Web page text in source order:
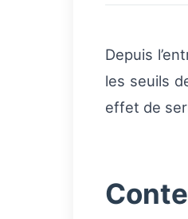
Depuis
les seuils
effet de